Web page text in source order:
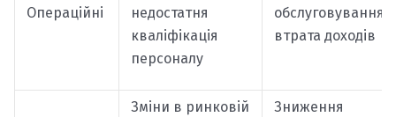
Операційні
недостатня
кваліфікація
персоналу
обслуговування,
втрата доходів
Зміни в ринковій
Зниження